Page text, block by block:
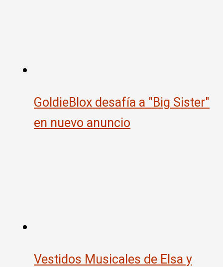
GoldieBlox desafía a "Big Sister"
en nuevo anuncio
Vestidos Musicales de Elsa y